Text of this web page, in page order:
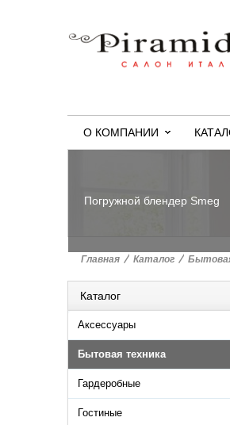
О КОМПАНИИ
Погружной блендер Smeg
Главная > Каталог >
Каталог
Аксессуары
Бытовая техника
Гардеробные
Гостиные